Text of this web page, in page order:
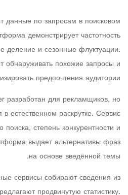
данные по запросам в поисковом
демонстрирует частотность
деление и сезонные флуктуации.
обнаруживать похожие запросы и
предпочтения аудитории.
разработан для рекламщиков, но
в естественном раскрутке. Сервис
поиска, степень конкурентности и
выдает альтернативы фраз
на основе введённой темы.
сервисы собирают сведения из
продвинутую статистику.